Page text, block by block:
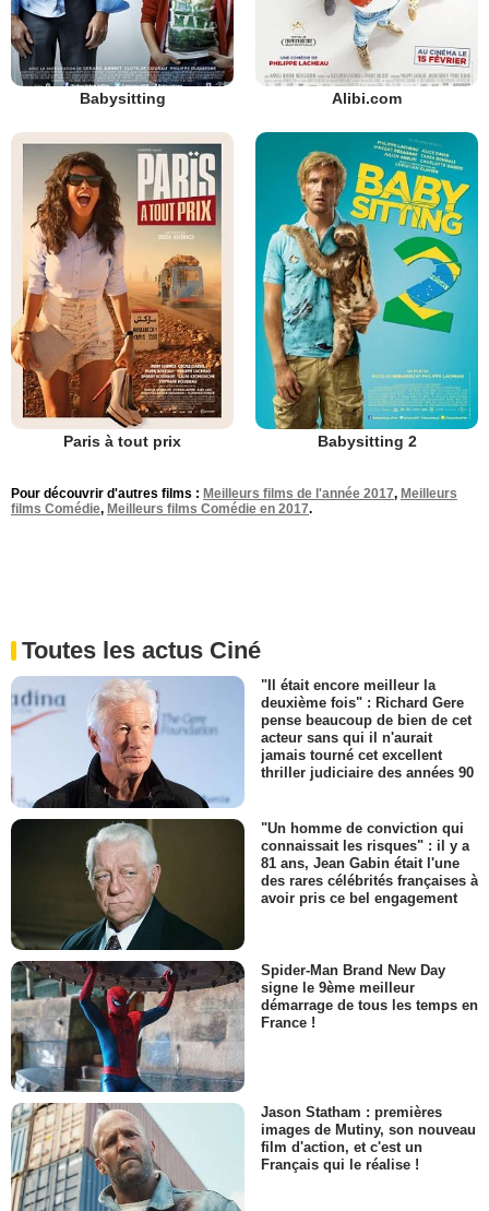
Babysitting Alibi.com
Paris à tout prix Babysitting 2
Pour découvrir d'autres films : Meilleurs films de l'année 2017, Meilleurs
films Comédie, Meilleurs films Comédie en 2017.
Toutes les actus Ciné
"Il était encore meilleur la
deuxième fois" : Richard Gere
pense beaucoup de bien de cet
acteur sans qui il n'aurait
jamais tourné cet excellent
thriller judiciaire des années 90
"Un homme de conviction qui
connaissait les risques" : il y a
81 ans, Jean Gabin était l'une
des rares célébrités françaises à
avoir pris ce bel engagement
Spider-Man Brand New Day
signe le 9ème meilleur
démarrage de tous les temps en
France !
Jason Statham : premières
images de Mutiny, son nouveau
film d'action, et c'est un
Français qui le réalise !